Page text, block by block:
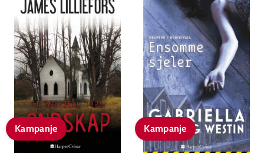
Kampanje Kampanje